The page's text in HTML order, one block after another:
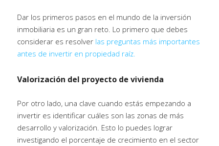
Dar los primeros pasos en el mundo de la inversión
inmobiliaria es un gran reto. Lo primero que debes
considerar es resolver las preguntas más importantes
antes de invertir en propiedad raíz.
Valorización del proyecto de vivienda
Por otro lado, una clave cuando estás empezando a
invertir es identificar cuáles son las zonas de más
desarrollo y valorización. Esto lo puedes lograr
investigando el porcentaje de crecimiento en el sector